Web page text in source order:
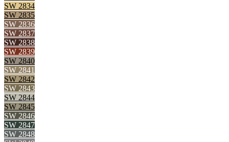
SW 2834
SW 2835
SW 2836
SW 2837
SW 2838
SW 2839
SW 2840
SW 2841
SW 2842
SW 2843
SW 2844
SW 2845
SW 2846
SW 2847
SW 2848